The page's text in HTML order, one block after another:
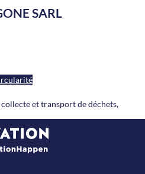
SARL
et transport de déchets,